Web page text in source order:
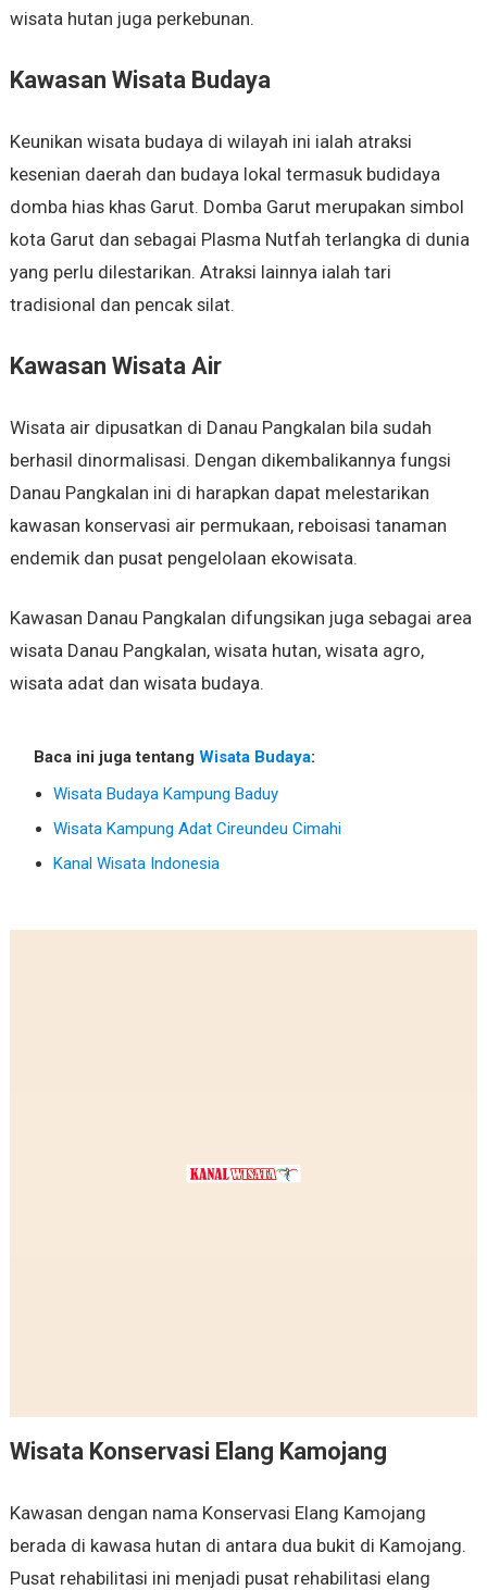
wisata hutan juga perkebunan.
Kawasan Wisata Budaya
Keunikan wisata budaya di wilayah ini ialah atraksi
kesenian daerah dan budaya lokal termasuk budidaya
domba hias khas Garut. Domba Garut merupakan simbol
kota Garut dan sebagai Plasma Nutfah terlangka di dunia
yang perlu dilestarikan. Atraksi lainnya ialah tari
tradisional dan pencak silat.
Kawasan Wisata Air
Wisata air dipusatkan di Danau Pangkalan bila sudah
berhasil dinormalisasi. Dengan dikembalikannya fungsi
Danau Pangkalan ini di harapkan dapat melestarikan
kawasan konservasi air permukaan, reboisasi tanaman
endemik dan pusat pengelolaan ekowisata.
Kawasan Danau Pangkalan difungsikan juga sebagai area
wisata Danau Pangkalan, wisata hutan, wisata agro,
wisata adat dan wisata budaya.
Baca ini juga tentang Wisata Budaya:
Wisata Budaya Kampung Baduy
Wisata Kampung Adat Cireundeu Cimahi
Kanal Wisata Indonesia
Wisata Konservasi Elang Kamojang
Kawasan dengan nama Konservasi Elang Kamojang
berada di kawasa hutan di antara dua bukit di Kamojang.
Pusat rehabilitasi ini menjadi pusat rehabilitasi elang